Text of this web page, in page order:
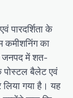
पारदर्शिता के
कमीशनिंग का
जनपद में शत-
पोस्टल बैलेट एवं
लिया गया है। यह